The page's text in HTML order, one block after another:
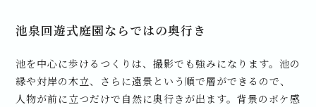
池泉回遊式庭園ならではの奥行き
池を中心に歩けるつくりは、撮影でも強みになります。池の
縁や対岸の木立、さらに遠景という順で層ができるので、
人物が前に立つだけで自然に奥行きが出ます。背景のボケ感